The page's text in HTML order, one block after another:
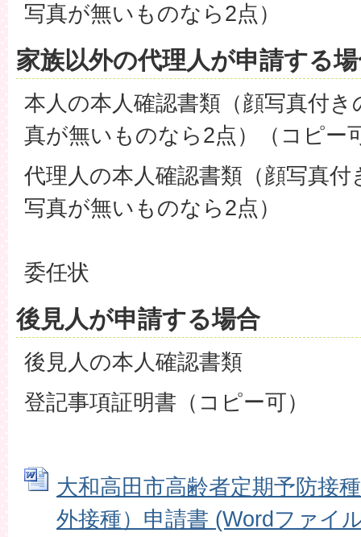
写真が無いものなら2点）
家族以外の代理人が申請する
本人の本人確認書類（顔写真付
真が無いものなら2点）（コピー
代理人の本人確認書類（顔写真
写真が無いものなら2点）
委任状
後見人が申請する場合
後見人の本人確認書類
登記事項証明書（コピー可）
大和高田市高齢者定期予防接
外接種）申請書 (Wordファイ